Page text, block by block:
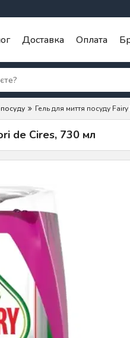
Доставка Оплата
Гель для миття посуду
de Cires, 730 мл